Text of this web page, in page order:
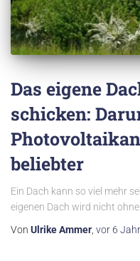
Das eigene
schicken:
beliebter
Ein Dach kann so viel mehr
eigenen Dach wird nicht
Von Ulrike Ammer vor 6